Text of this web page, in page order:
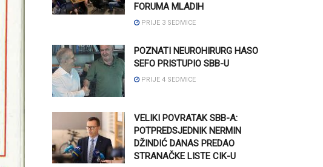
FORUMA MLADIH
PRIJE 3 SEDMICE
POZNATI NEUROHIRURG HASO
SEFO PRISTUPIO SBB-U
PRIJE 4 SEDMICE
VELIKI POVRATAK SBB-A:
POTPREDSJEDNIK NERMIN
DŽINDIĆ DANAS PREDAO
STRANAČKE LISTE CIK-U